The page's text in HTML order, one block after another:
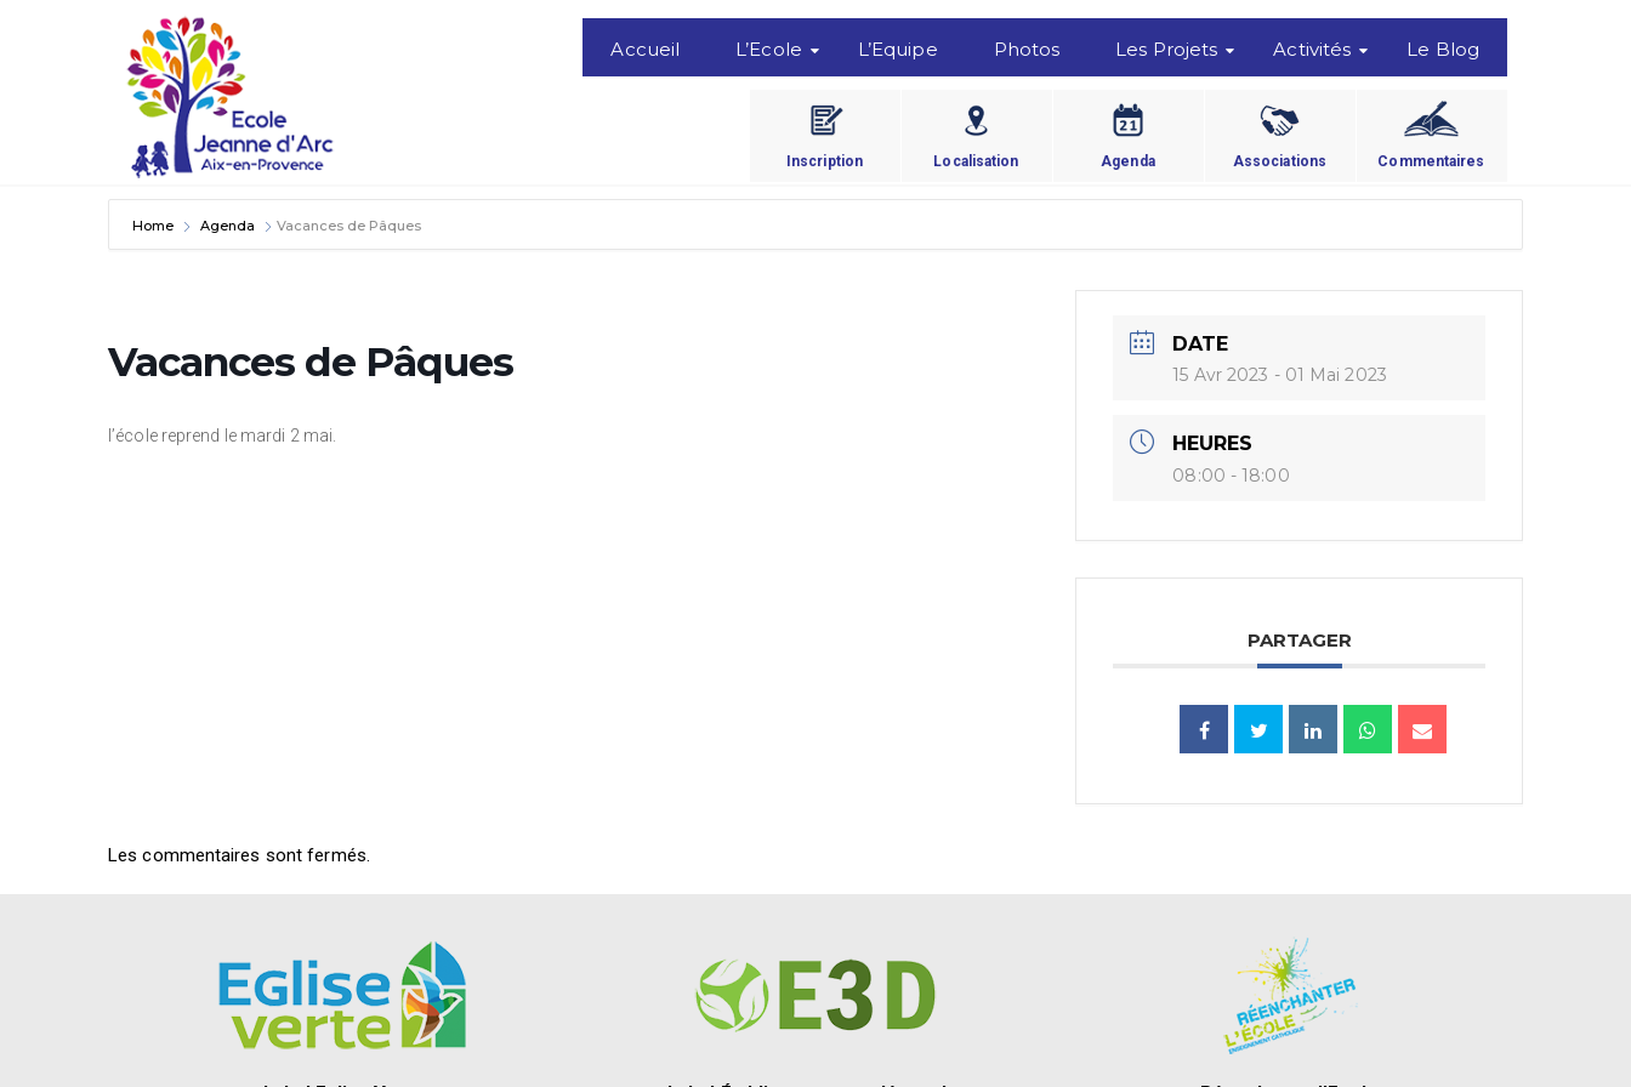
Accueil L’Ecole L’Equipe Photos Les Projets Activités Le Blog
Inscription Localisation Agenda Associations Commentaires
Home Agenda Vacances de Pâques
Vacances de Pâques
l’école reprend le mardi 2 mai.
DATE
15 Avr 2023 - 01 Mai 2023
HEURES
08:00 - 18:00
PARTAGER
Les commentaires sont fermés.